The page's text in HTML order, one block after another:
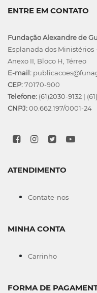
ENTRE EM CONTATO
Fundação Alexandre de
Esplanada dos Ministérios
Anexo II, Bloco H, Térreo
E-mail:
CEP:70170-900
Telefone: (61)2030-9132 |
CNPJ:00.662.197/0001-24
ATENDIMENTO
Contate-nos
MINHA CONTA
Carrinho
FORMA DE